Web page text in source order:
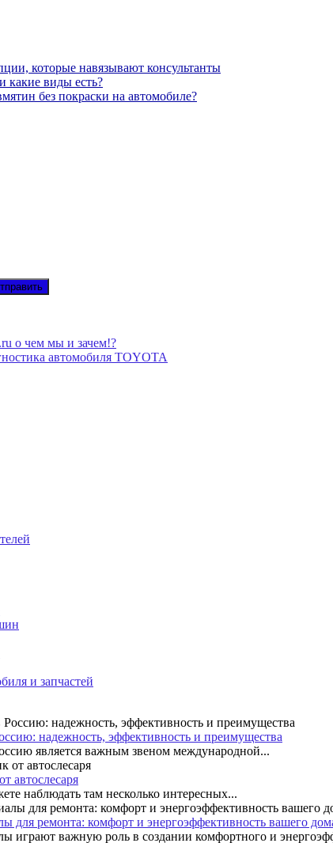
которые навязывают консультанты
какие виды есть?
без покраски на автомобиле?
о чем мы и зачем!?
автомобиля TOYOTA
и запчастей
надежность, эффективность и преимущества
является важным звеном международной...
автослесаря
наблюдать там несколько интересных...
для ремонта: комфорт и энергоэффективность вашего
играют важную роль в создании комфортного и